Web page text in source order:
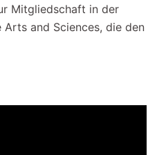
Mitgliedschaft in der
and Sciences, die den